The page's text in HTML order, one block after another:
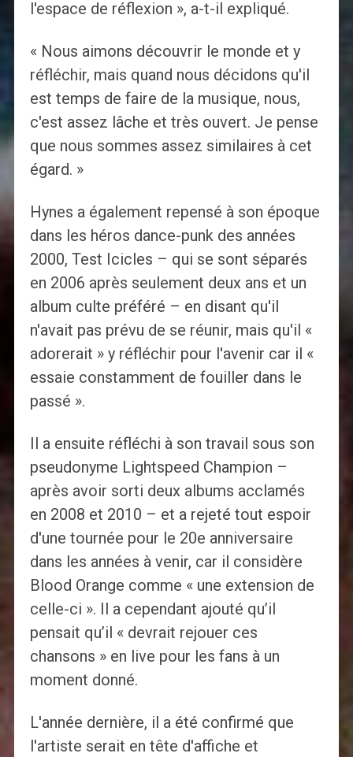
l'espace de réflexion », a-t-il expliqué.
« Nous aimons découvrir le monde et y
réfléchir, mais quand nous décidons qu'il
est temps de faire de la musique, nous,
c'est assez lâche et très ouvert. Je pense
que nous sommes assez similaires à cet
égard. »
Hynes a également repensé à son époque
dans les héros dance-punk des années
2000, Test Icicles – qui se sont séparés
en 2006 après seulement deux ans et un
album culte préféré – en disant qu'il
n'avait pas prévu de se réunir, mais qu'il «
adorerait » y réfléchir pour l'avenir car il «
essaie constamment de fouiller dans le
passé ».
Il a ensuite réfléchi à son travail sous son
pseudonyme Lightspeed Champion –
après avoir sorti deux albums acclamés
en 2008 et 2010 – et a rejeté tout espoir
d'une tournée pour le 20e anniversaire
dans les années à venir, car il considère
Blood Orange comme « une extension de
celle-ci ». Il a cependant ajouté qu’il
pensait qu’il « devrait rejouer ces
chansons » en live pour les fans à un
moment donné.
L'année dernière, il a été confirmé que
l'artiste serait en tête d'affiche et